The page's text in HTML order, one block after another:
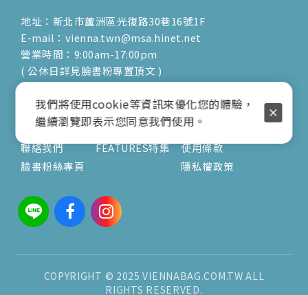
地址：新北市蘆洲區光復路30巷16號1F
E-mail：vienna.twn@msa.hinet.net
營業時間：9:00am-17:00pm
( 公休日詳見臉書粉專置頂文 )
關於
關於我們
聯絡我們
臉書粉絲專頁
文章
V's風格誌
FEATURES特集
服務
訂購須知
使用條款
隱私權政策
COPYRIGHT © 2025 VIENNABAG.COM.TW ALL
RIGHTS RESERVED.
我們將使用cookie等資訊來優化您的體驗，
繼續瀏覽即表示您同意我們使用。